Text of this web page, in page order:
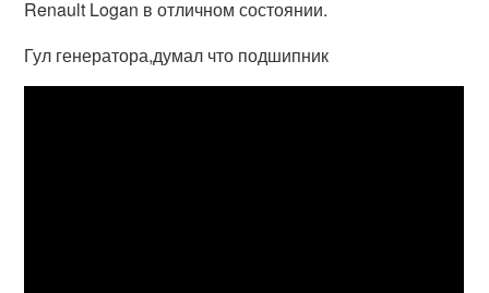
Renault Logan в отличном состоянии.
Гул генератора,думал что подшипник